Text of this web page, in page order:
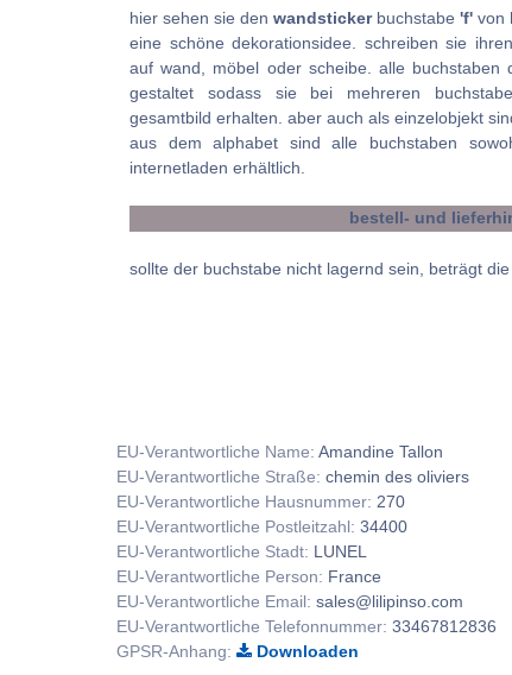
hier sehen sie den wandsticker buchstabe 'f' von
eine schöne dekorationsidee. schreiben sie
auf wand, möbel oder scheibe. alle buchstaben
gestaltet sodass sie bei mehreren
gesamtbild erhalten. aber auch als einzelobjekt
aus dem alphabet sind alle buchstaben
internetladen erhältlich.
bestell- und
sollte der buchstabe nicht lagernd sein, beträgt
EU-Verantwortliche Name: Amandine Tallon
EU-Verantwortliche Straße: chemin des oliviers
EU-Verantwortliche Hausnummer: 270
EU-Verantwortliche Postleitzahl: 34400
EU-Verantwortliche Stadt: LUNEL
EU-Verantwortliche Person: France
EU-Verantwortliche Email: sales@lilipinso.com
EU-Verantwortliche Telefonnummer: 33467812836
GPSR-Anhang:
Downloaden